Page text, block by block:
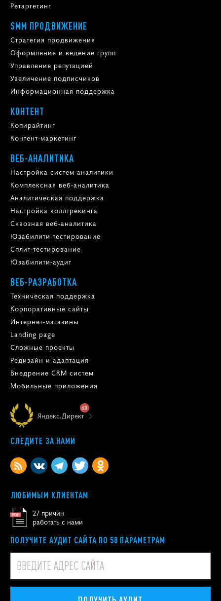
Ретаргетинг
SMM ПРОДВИЖЕНИЕ
Стратегия продвижения
Оформление и ведение групп
Управление репутацией
Увеличение подписчиков
Информационная поддержка
КОНТЕНТ
Копирайтинг
Контент-маркетинг
ВЕБ-АНАЛИТИКА
Настройка систем аналитики
Комплексная веб-аналитика
Аналитическая поддержка
Настройка коллтрекинга
Сквозная веб-аналитика
Юзабилити-тестирование
Сплит-тестирование
Юзабилити-аудит
ВЕБ-РАЗРАБОТКА
Техническая поддержка
Корпоративные сайты
Интернет-магазины
Landing page
Сложные проекты
Редизайн и адаптация
Внедрение CRM систем
Мобильные приложения
Яндекс.Директ
68
СЛЕДИТЕ ЗА НАМИ
ЛЮБИМЫМ КЛИЕНТАМ
27 причин
работать с нами
ПОЛУЧИТЕ АУДИТ САЙТА ПО 58 ПАРАМЕТРАМ